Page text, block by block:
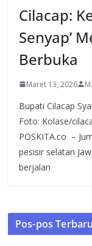
Cilacap:
Senyap’
Berbuka
Maret 13, 2026
Bupati Cilacap
Foto: Kolase/
POSKITA.co –
pesisir selatan
berjalan
Pos-pos Terbaru